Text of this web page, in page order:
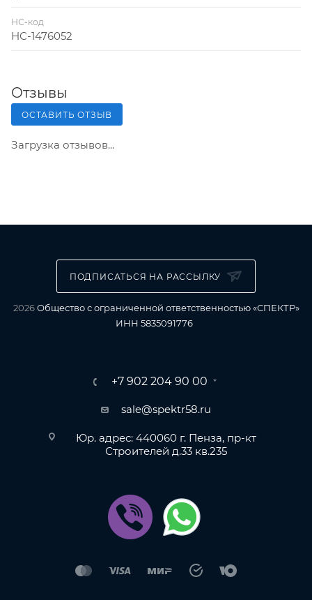
НС-код
НС-1476052
Отзывы
ОСТАВИТЬ ОТЗЫВ
Загрузка отзывов...
ПОДПИСАТЬСЯ НА РАССЫЛКУ
2026Общество с ограниченной ответственностью «СПЕКТР»
ИНН 5835091776
+7 902 204 90 00
sale@spektr58.ru
Юр. адрес: 440060 г. Пенза, пр-кт
Строителей д.33 кв.235